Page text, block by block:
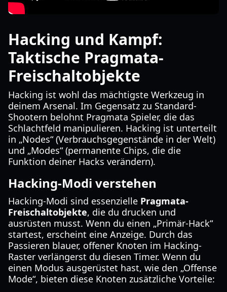
Hacking und Kampf:
Taktische Pragmata-
Freischaltobjekte
Hacking ist wohl das mächtigste Werkzeug in
deinem Arsenal. Im Gegensatz zu Standard-
Shootern belohnt Pragmata Spieler, die das
Schlachtfeld manipulieren. Hacking ist unterteilt
in „Nodes“ (Verbrauchsgegenstände in der Welt)
und „Modes“ (permanente Chips, die die
Funktion deiner Hacks verändern).
Hacking-Modi verstehen
Hacking-Modi sind essenzielle Pragmata-
Freischaltobjekte, die du drucken und
ausrüsten musst. Wenn du einen „Primär-Hack“
startest, erscheint eine Anzeige. Durch das
Passieren blauer, offener Knoten im Hacking-
Raster verlängerst du diesen Timer. Wenn du
einen Modus ausgerüstet hast, wie den „Offense
Mode“, bieten diese Knoten zusätzliche Vorteile: